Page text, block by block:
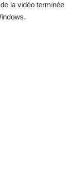
la vidéo terminée